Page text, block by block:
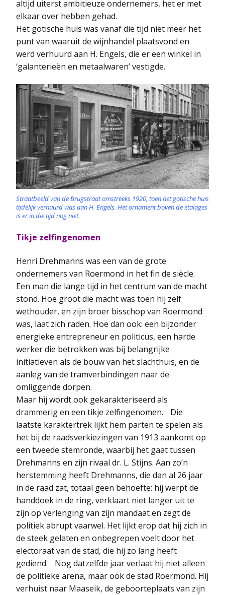
altijd uiterst ambitieuze ondernemers, het er met
elkaar over hebben gehad.
Het gotische huis was vanaf die tijd niet meer het
punt van waaruit de wijnhandel plaatsvond en
werd verhuurd aan H. Engels, die er een winkel in
‘galanterieën en metaalwaren’ vestigde.
Straatbeeld van de Brugstraat omstreeks 1920, toen het gotische huis
tijdelijk verhuurd was aan H. Engels. Het ornament boven de etalages
is er in die tijd nog niet.
Tikje zelfingenomen
Henri Drehmanns was een van de grote
ondernemers van Roermond in het fin de siècle.
Een man die lange tijd in het centrum van de macht
stond. Hoe groot die macht was toen hij zelf
wethouder, en zijn broer bisschop van Roermond
was, laat zich raden. Hoe dan ook: een bijzonder
energieke entrepreneur en politicus, een harde
werker die betrokken was bij belangrijke
initiatieven als de bouw van het slachthuis, en de
aanleg van de tramverbindingen naar de
omliggende dorpen.
Maar hij wordt ook gekarakteriseerd als
drammerig en een tikje zelfingenomen. Die
laatste karaktertrek lijkt hem parten te spelen als
het bij de raadsverkiezingen van 1913 aankomt op
een tweede stemronde, waarbij het gaat tussen
Drehmanns en zijn rivaal dr. L. Stijns. Aan zo’n
herstemming heeft Drehmanns, die dan al 26 jaar
in de raad zat, totaal geen behoefte: hij werpt de
handdoek in de ring, verklaart niet langer uit te
zijn op verlenging van zijn mandaat en zegt de
politiek abrupt vaarwel. Het lijkt erop dat hij zich in
de steek gelaten en onbegrepen voelt door het
electoraat van de stad, die hij zo lang heeft
gediend. Nog datzelfde jaar verlaat hij niet alleen
de politieke arena, maar ook de stad Roermond. Hij
verhuist naar Maaseik, de geboorteplaats van zijn